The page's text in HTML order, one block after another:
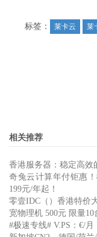
标签： 莱卡云 莱
相关推荐
香港服务器：稳定高效
奇兔云计算年付钜惠
199元/年起！
零壹IDC（）香港特价
宽物理机 500元 限量10
#极速专线# V.PS：€/